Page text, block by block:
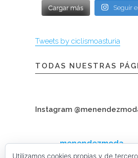
Cargar más Seguir
Tweets by ciclismoasturia
TODAS NUESTRAS
Instagram
menendezmoda
Menéndez Moda hombre
Utilizamos cookies propias y de